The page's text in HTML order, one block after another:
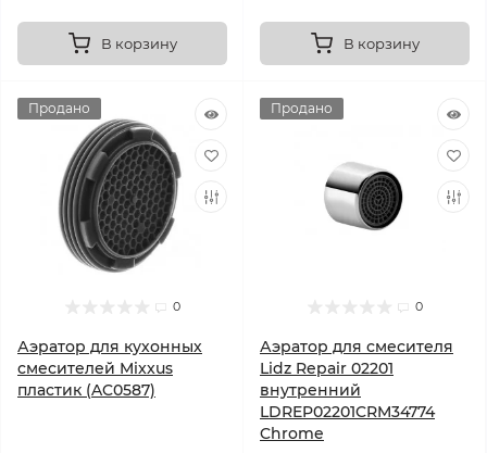
В корзину В корзину
Продано
0
Аэратор для кухонных
смесителей Mixxus
пластик (AC0587)
Продано
0
Аэратор для смесителя
Lidz Repair 02201
внутренний
LDREP02201CRM34774
Chrome